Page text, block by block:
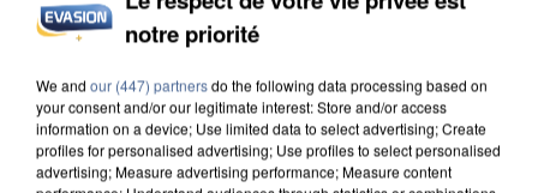
UN SECOND CADRE DE LA DZ MAFIA
notre priorité
We and our (447) partnersdo the following data processing based on
your consent and/or our legitimate interest: Store and/or access
information on a device; Use limited data to select advertising; Create
profiles for personalised advertising; Use profiles to select personalised
advertising; Measure advertising performance; Measure content